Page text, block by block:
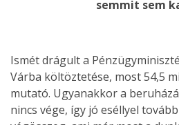
semmit sem
Ismét drágult a
Várba költöztetése, most 54,5
mutató. Ugyanakkor a
nincs vége, így jó eséllyel